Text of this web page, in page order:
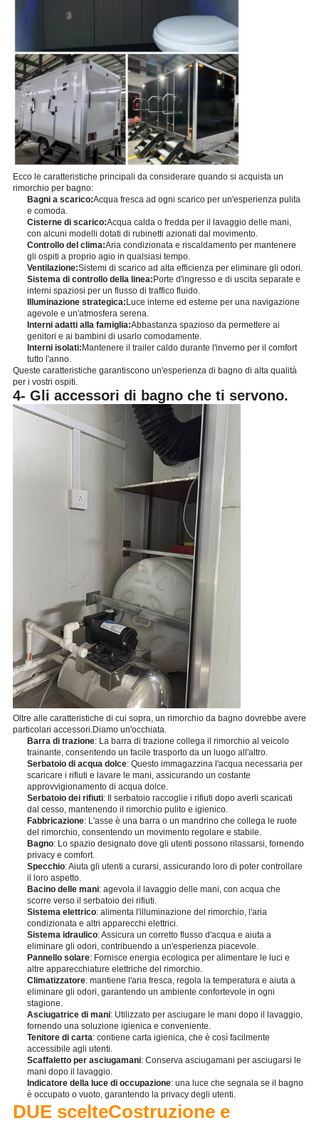
Ecco le caratteristiche principali da considerare quando si acquista un
rimorchio per bagno:
Bagni a scarico:Acqua fresca ad ogni scarico per un'esperienza pulita
e comoda.
Cisterne di scarico:Acqua calda o fredda per il lavaggio delle mani,
con alcuni modelli dotati di rubinetti azionati dal movimento.
Controllo del clima:Aria condizionata e riscaldamento per mantenere
gli ospiti a proprio agio in qualsiasi tempo.
Ventilazione:Sistemi di scarico ad alta efficienza per eliminare gli odori.
Sistema di controllo della linea:Porte d'ingresso e di uscita separate e
interni spaziosi per un flusso di traffico fluido.
Illuminazione strategica:Luce interne ed esterne per una navigazione
agevole e un'atmosfera serena.
Interni adatti alla famiglia:Abbastanza spazioso da permettere ai
genitori e ai bambini di usarlo comodamente.
Interni isolati:Mantenere il trailer caldo durante l'inverno per il comfort
tutto l'anno.
Queste caratteristiche garantiscono un'esperienza di bagno di alta qualità
per i vostri ospiti.
4- Gli accessori di bagno che ti servono.
Oltre alle caratteristiche di cui sopra, un rimorchio da bagno dovrebbe avere
particolari accessori.Diamo un'occhiata.
Barra di trazione: La barra di trazione collega il rimorchio al veicolo
trainante, consentendo un facile trasporto da un luogo all'altro.
Serbatoio di acqua dolce: Questo immagazzina l'acqua necessaria per
scaricare i rifiuti e lavare le mani, assicurando un costante
approvvigionamento di acqua dolce.
Serbatoio dei rifiuti: Il serbatoio raccoglie i rifiuti dopo averli scaricati
dal cesso, mantenendo il rimorchio pulito e igienico.
Fabbricazione: L'asse è una barra o un mandrino che collega le ruote
del rimorchio, consentendo un movimento regolare e stabile.
Bagno: Lo spazio designato dove gli utenti possono rilassarsi, fornendo
privacy e comfort.
Specchio: Aiuta gli utenti a curarsi, assicurando loro di poter controllare
il loro aspetto.
Bacino delle mani: agevola il lavaggio delle mani, con acqua che
scorre verso il serbatoio dei rifiuti.
Sistema elettrico: alimenta l'illuminazione del rimorchio, l'aria
condizionata e altri apparecchi elettrici.
Sistema idraulico: Assicura un corretto flusso d'acqua e aiuta a
eliminare gli odori, contribuendo a un'esperienza piacevole.
Pannello solare: Fornisce energia ecologica per alimentare le luci e
altre apparecchiature elettriche del rimorchio.
Climatizzatore: mantiene l'aria fresca, regola la temperatura e aiuta a
eliminare gli odori, garantendo un ambiente confortevole in ogni
stagione.
Asciugatrice di mani: Utilizzato per asciugare le mani dopo il lavaggio,
fornendo una soluzione igienica e conveniente.
Tenitore di carta: contiene carta igienica, che è così facilmente
accessibile agli utenti.
Scaffaletto per asciugamani: Conserva asciugamani per asciugarsi le
mani dopo il lavaggio.
Indicatore della luce di occupazione: una luce che segnala se il bagno
è occupato o vuoto, garantendo la privacy degli utenti.
DUE scelteCostruzione e